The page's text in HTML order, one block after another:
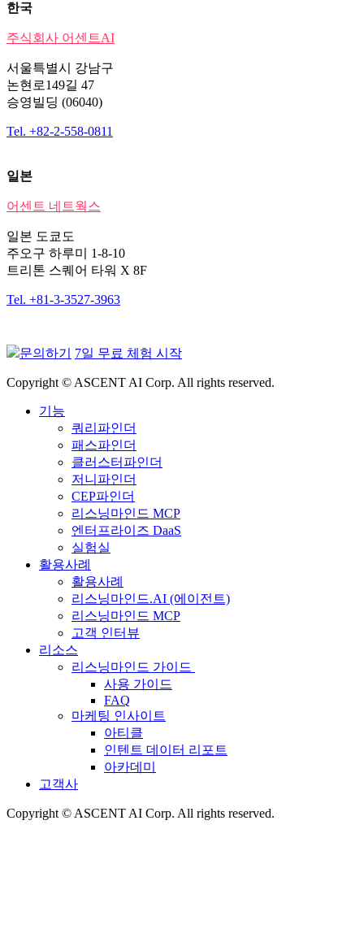
한국
주식회사 어센트AI
서울특별시 강남구
논현로149길 47
승영빌딩 (06040)
Tel. +82-2-558-0811
일본
어센트 네트웍스
일본 도쿄도
주오구 하루미 1-8-10
트리톤 스퀘어 타워 X 8F
Tel. +81-3-3527-3963
문의하기 7일 무료 체험 시작
Copyright © ASCENT AI Corp. All rights reserved.
기능
쿼리파인더
패스파인더
클러스터파인더
저니파인더
CEP파인더
리스닝마인드 MCP
엔터프라이즈 DaaS
실험실
활용사례
활용사례
리스닝마인드.AI (에이전트)
리스닝마인드 MCP
고객 인터뷰
리소스
리스닝마인드 가이드
사용 가이드
FAQ
마케팅 인사이트
아티클
인텐트 데이터 리포트
아카데미
고객사
Copyright © ASCENT AI Corp. All rights reserved.